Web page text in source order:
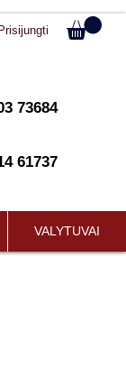
Prisijungti
73684
61737
VALYTUVAI